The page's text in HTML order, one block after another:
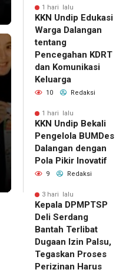
1 hari lalu
KKN Undip Edukasi
Warga Dalangan
tentang
Pencegahan KDRT
dan Komunikasi
Keluarga
10 Redaksi
1 hari lalu
KKN Undip Bekali
Pengelola BUMDes
Dalangan dengan
Pola Pikir Inovatif
9 Redaksi
3 hari lalu
Kepala DPMPTSP
Deli Serdang
Bantah Terlibat
Dugaan Izin Palsu,
Tegaskan Proses
Perizinan Harus